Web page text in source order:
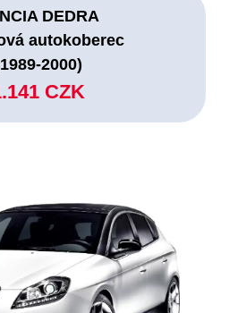
DEDRA
autokoberec
2000)
CZK